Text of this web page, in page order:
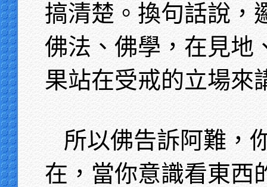
搞清楚。換句話說，
佛法、佛學，在見地
果站在受戒的立場來
所以佛告訴阿難，
在，當你意識看東西